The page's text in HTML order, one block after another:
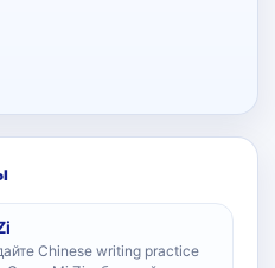
Chinese writing practice